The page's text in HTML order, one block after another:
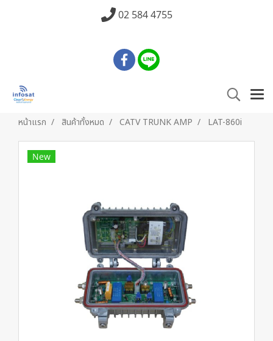
02 584 4755
หน้าแรก สินค้าทั้งหมด CATV TRUNK AMP LAT-860i
New